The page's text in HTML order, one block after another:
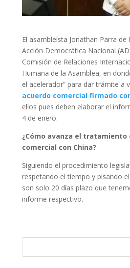
El asambleísta Jonathan Parra
Acción Democrática Nacional
Comisión de Relaciones
Humana de la Asamblea, en
el acelerador” para dar trámite a
acuerdo comercial firmado
ellos pues deben elaborar el
4 de enero.
¿Cómo avanza el tratamiento
comercial con China?
Siguiendo el procedimiento
respetando el tiempo y pisando
son solo 20 días plazo que
informe respectivo.